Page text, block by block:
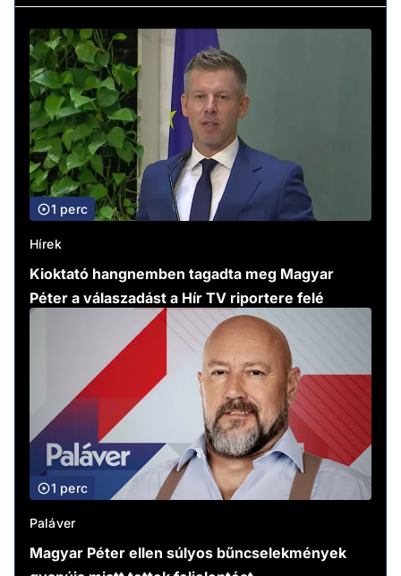
1 perc
Hírek
Kioktató hangnemben tagadta meg Magyar
Péter a válaszadást a Hír TV riportere felé
1 perc
Paláver
Magyar Péter ellen súlyos bűncselekmények